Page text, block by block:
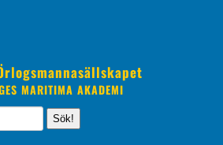
MARITIMA AKADEMI
Sök!